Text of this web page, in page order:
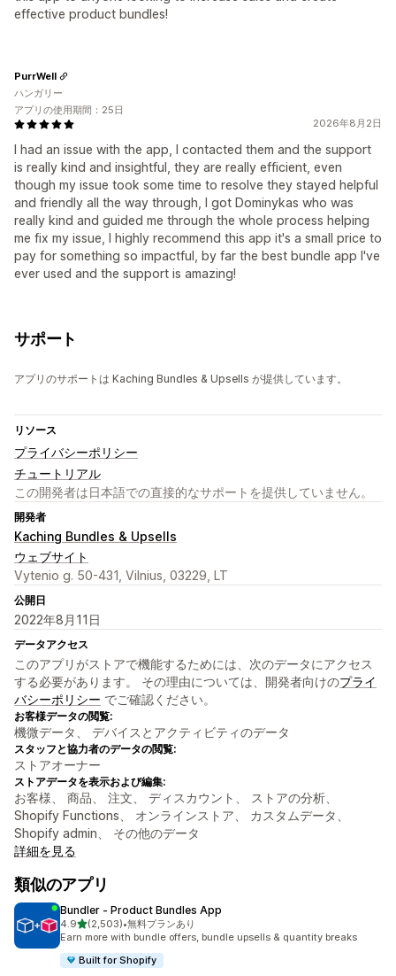
effective product bundles!
2026年8月2日
I had an issue with the app, I contacted them and the support
is really kind and insightful, they are really efficient, even
though my issue took some time to resolve they stayed helpful
and friendly all the way through, I got Dominykas who was
really kind and guided me through the whole process helping
me fix my issue, I highly recommend this app it's a small price to
pay for something so impactful, by far the best bundle app I've
ever used and the support is amazing!
PurrWell
ハンガリー
アプリの使用期間：25日
サポート
アプリのサポートは Kaching Bundles & Upsells が提供しています。
リソース
プライバシーポリシー
チュートリアル
この開発者は日本語での直接的なサポートを提供していません。
開発者
Kaching Bundles & Upsells
ウェブサイト
Vytenio g. 50-431, Vilnius, 03229, LT
公開日
2022年8月11日
データアクセス
このアプリがストアで機能するためには、次のデータにアクセス
する必要があります。 その理由については、開発者向けのプライ
バシーポリシー でご確認ください。
お客様データの閲覧:
機微データ、 デバイスとアクティビティのデータ
スタッフと協力者のデータの閲覧:
ストアオーナー
ストアデータを表示および編集:
お客様、 商品、 注文、 ディスカウント、 ストアの分析、
Shopify Functions、 オンラインストア、 カスタムデータ、
Shopify admin、 その他のデータ
詳細を見る
類似のアプリ
Bundler ‑ Product Bundles App
4.95つ星中
(2,503)
合計レビュー数：2503件
•無料プランあり
Earn more with bundle offers, bundle upsells & quantity breaks
Built for Shopify